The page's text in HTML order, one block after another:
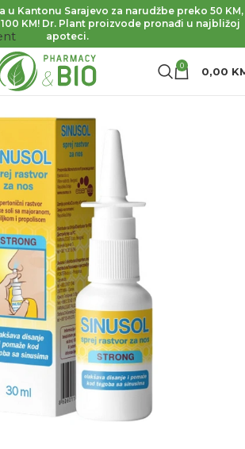
Kantonu Sarajevo za narudžbe preko 50 KM,
KM! Dr. Plant proizvode pronađi u najbližoj
apoteci.
0 0,00